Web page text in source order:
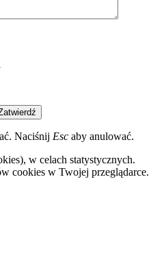
Naciśnij Esc aby anulować.
w celach statystycznych.
cookies w Twojej przeglądarce.